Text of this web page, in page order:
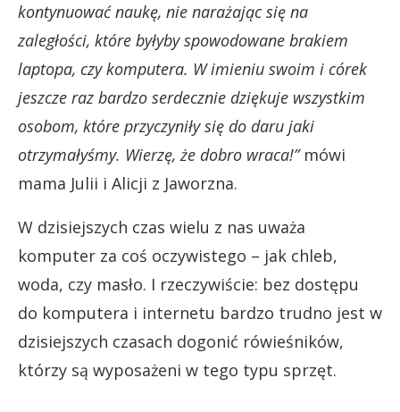
kontynuować naukę, nie narażając się na
zaległości, które byłyby spowodowane brakiem
laptopa, czy komputera. W imieniu swoim i córek
jeszcze raz bardzo serdecznie dziękuje wszystkim
osobom, które przyczyniły się do daru jaki
otrzymałyśmy. Wierzę, że dobro wraca!”mówi
mama Julii i Alicji z Jaworzna.
W dzisiejszych czas wielu z nas uważa
komputer za coś oczywistego – jak chleb,
woda, czy masło. I rzeczywiście: bez dostępu
do komputera i internetu bardzo trudno jest w
dzisiejszych czasach dogonić rówieśników,
którzy są wyposażeni w tego typu sprzęt.